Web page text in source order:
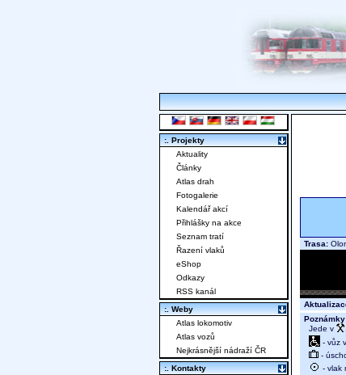
Trasa:
Jede v
- vůz
-
- vlak
:. Projekty
Aktuality
Články
Atlas drah
Fotogalerie
Kalendář akcí
Přihlášky na akce
Seznam tratí
Řazení vlaků
eShop
Odkazy
RSS kanál
:. Weby
Atlas lokomotiv
Atlas vozů
Nejkrásnější nádraží ČR
:. Kontakty